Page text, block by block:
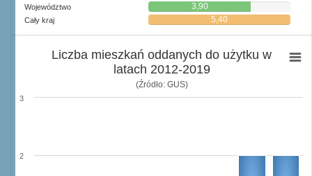
Województwo 3,90
Cały kraj 5,40
Liczba mieszkań oddanych do użytku w
latach 2012-2019
(Źródło: GUS)
2
3